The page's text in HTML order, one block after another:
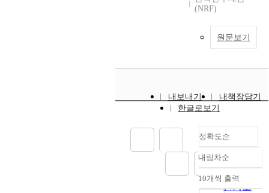
(NRF)
원문보기
내보내기
내책장담기
한글로보기
정확도순
정확도
순
인기도
내림차순
내림차순
10개씩 출력